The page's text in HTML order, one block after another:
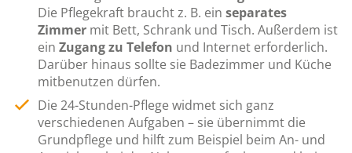
Die Pflegekraft braucht z. B. ein separates
Zimmer mit Bett, Schrank und Tisch. Außerdem ist
ein Zugang zu Telefon und Internet erforderlich.
Darüber hinaus sollte sie Badezimmer und Küche
mitbenutzen dürfen.
Die 24-Stunden-Pflege widmet sich ganz
verschiedenen Aufgaben – sie übernimmt die
Grundpflege und hilft zum Beispiel beim An- und